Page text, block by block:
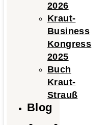
2026
Kraut-
Business
Kongress
2025
Buch
Kraut-
Strauß
Blog